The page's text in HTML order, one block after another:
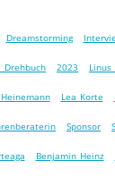
Dreamstorming
Drehbuch 2023 Linus
Lea Korte
Sponsor
Benjamin Heinz